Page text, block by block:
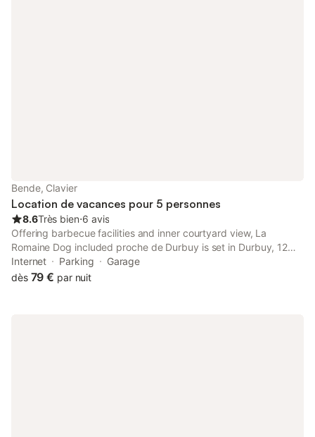
Bende, Clavier
Location de vacances pour 5 personnes
8.6Très bien⋅6 avis
Offering barbecue facilities and inner courtyard view, La
Romaine Dog included proche de Durbuy is set in Durbuy, 12
km from Hamoir and 16 km from The Labyrinth of Barvaux-sur-
Ourthe.
Internet Parking
Garage
dès 79 € par nuit